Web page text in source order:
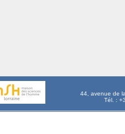
44, avenue de
Tél. :